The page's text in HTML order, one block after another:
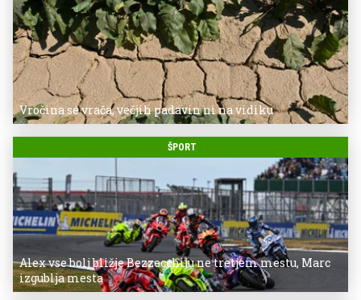
Vročina se vrača, večjih padavin ni na vidiku
ŠPORT
Alex vse bolj bližje Bezzecchiju ne tretjem mestu, Marc
izgublja mesta